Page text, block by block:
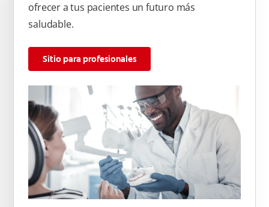
ofrecer a tus pacientes un futuro más
saludable.
Sitio para profesionales